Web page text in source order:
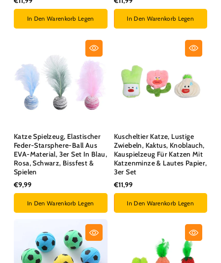
In Den Warenkorb Legen In Den Warenkorb Legen
Katze Spielzeug, Elastischer
Feder-Starsphere-Ball Aus
EVA-Material, 3er Set In Blau,
Rosa, Schwarz, Bissfest &
Spielen
€9,99
In Den Warenkorb Legen
Kuscheltier Katze, Lustige
Zwiebeln, Kaktus, Knoblauch,
Kauspielzeug Für Katzen Mit
Katzenminze & Lautes Papier,
3er Set
€11,99
In Den Warenkorb Legen